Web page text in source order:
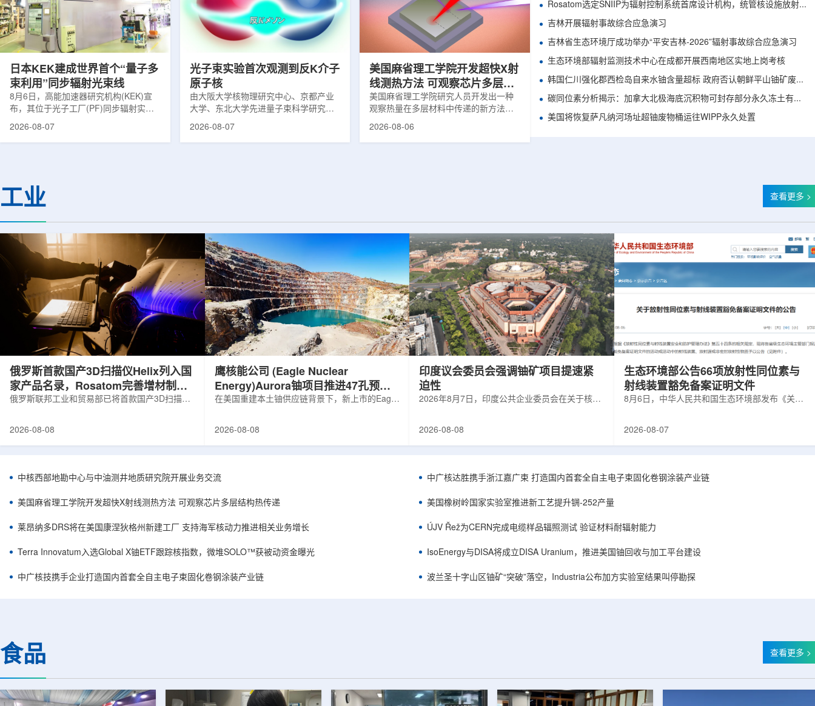
键实验验证。镄是自然界中不存在的人
工合成重元素，镄-255含有100个质子
和155个中子，实验获取极为困难。研究
团...
时涉及超越标准模型物理、分子物理、
量子光学与量子信息、生物材料和生物
分子等交叉研究领域。广泛的议程...
探测器设在南达科他州桑福德地下研究
设施地下约1英里处。两个探测器都将采
用液氩时间投影室技术，用于记录中微
日本KEK建成世界首个“量子多
束利用”同步辐射光束线
8月6日，高能加速器研究机构(KEK)宣
布，其位于光子工厂(PF)同步辐射实验
装置的BL-11A和BL-11B光束线已建成世
心的同步辐射装置组成，定位为科研和
教育基础设施。新光束线的主要特点在
观...
2026-08-07
光子束实验首次观测到反K介子
原子核
由大阪大学核物理研究中心、京都产业
大学、东北大学先进量子束科学研究中
心、高丽大学、岐阜大学、中国近代物
射设施SP...
2026-08-07
美国麻省理工学院开发超快X射
线测热方法 可观察芯片多层结
构热传递
美国麻省理工学院研究人员开发出一种
观察热量在多层材料中传递的新方法，
可用于精确测量计算机芯片等电子器件
2026-08-06
Rosatom选定SNIIP为辐射控制系统首席设计机构，统管核设施放射仪表标准化与进口替代保障
吉林开展辐射事故综合应急演习
吉林省生态环境厅成功举办“平安吉林-2026”辐射事故综合应急演习
生态环境部辐射监测技术中心在成都开展西南地区实地上岗考核
韩国仁川强化郡西检岛自来水铀含量超标 政府否认朝鲜平山铀矿废水影响
碳同位素分析揭示：加拿大北极海底沉积物可封存部分永久冻土有机碳
美国将恢复萨凡纳河场址超铀废物桶运往WIPP永久处置
工业 查看更多 >
俄罗斯首款国产3D扫描仪Helix列入国
家产品名录，Rosatom完善增材制造
技术链
俄罗斯联邦工业和贸易部已将首款国产3D扫描仪
完成。至此，Helix成为俄罗斯首款、也是目前唯
RangeVision Helix由俄罗斯国家原子能公司增材
制造合作伙伴RangeVision研发制造。自2025年
以来，该公司成为唯一纳入俄罗斯国家原子能公
司增材制造生态系统的俄罗斯3D扫描...
2026-08-08
鹰核能公司 (Eagle Nuclear
Energy)Aurora铀项目推进47孔预可
研钻探
在美国重建本土铀供应链背景下，新上市的Eagle
1300标准含indicated资源3275万磅、inferred
孔、总进尺约2.7万英尺的预可研钻探，待联邦与
州审批通过后开工，预计2027年下半年完成预可
研。技术端近期增补Yukuskokon Professional
Services，并扩大与BBA USA、SLR I...
2026-08-08
印度议会委员会强调铀矿项目提速紧
迫性
2026年8月7日，印度公共企业委员会在关于核电
建项目将产量翻倍，但委员会认为该时间表偏晚
将拉长进口燃料战略敏感期。目前PHWR机组约
25GWe年需U3O8约5400吨，UCIL仅能满足约
30%，须靠加速国产与多元化供应降低进口依
赖。委员会支持UCIL与NTPC组建合资企业参股
海外铀...
2026-08-08
生态环境部公告66项放射性同位素与
射线装置豁免备案证明文件
8月6日，中华人民共和国生态环境部发布《关于
将各省级生态环境主管部门报送的、已获得豁免
置、放射源或非密封放射性物质予以公告。随公
告发布的汇总表共列出66项备案记录，涉及山
2026-08-07
中核西部地勘中心与中油测井地质研究院开展业务交流
美国麻省理工学院开发超快X射线测热方法 可观察芯片多层结构热传递
莱昂纳多DRS将在美国康涅狄格州新建工厂 支持海军核动力推进相关业务增长
Terra Innovatum入选Global X铀ETF跟踪核指数，微堆SOLO™获被动资金曝光
中广核技携手企业打造国内首套全自主电子束固化卷钢涂装产业链
中广核达胜携手浙江嘉广束 打造国内首套全自主电子束固化卷钢涂装产业链
美国橡树岭国家实验室推进新工艺提升锎-252产量
ÚJV Řež为CERN完成电缆样品辐照测试 验证材料耐辐射能力
IsoEnergy与DISA将成立DISA Uranium，推进美国铀回收与加工平台建设
波兰圣十字山区铀矿“突破”落空，Industria公布加方实验室结果叫停勘探
食品 查看更多 >